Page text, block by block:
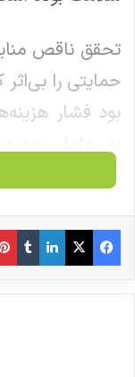
تحقق ناقص
حمایتی را
بود فشار
نارضایتی
اگر دولت و
عمل نکنند،
خواهد کرد،
فیس بوک X لینکدین ‫تامبلر